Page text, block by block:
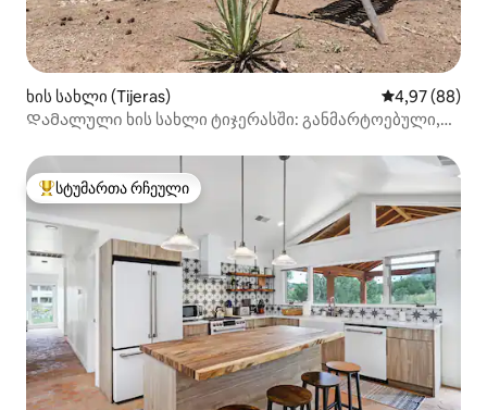
ხის სახლი (Tijeras) საშუალო
4,97 (88)
Დამალული ხის სახლი ტიჯერასში: განმარტოებული,
სტუმართა რჩეული მოწინავე ვარიანტი
სტუმართა რჩეული